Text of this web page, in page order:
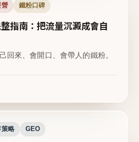
營 鐵粉口碑
指南：把流量沉澱成會自
回來、會開口、會帶人的鐵粉。
策略 GEO